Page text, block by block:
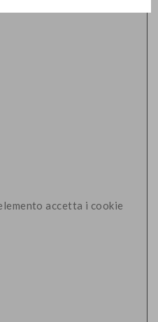
accetta i cookie